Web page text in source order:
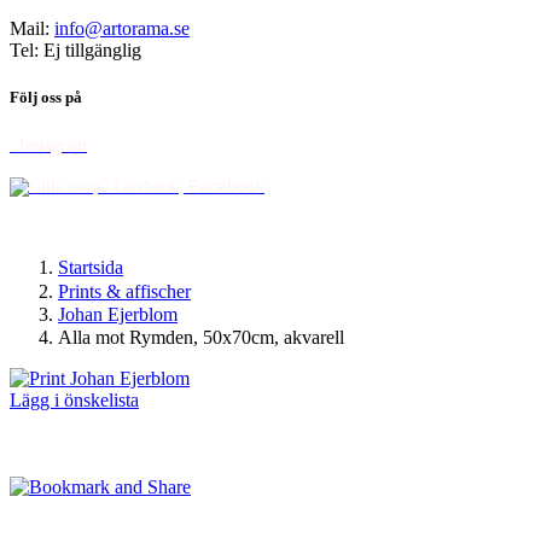
Mail: info@artorama.se
Tel: Ej tillgänglig
Följ oss på
Startsida
Prints & affischer
Johan Ejerblom
Alla mot Rymden, 50x70cm, akvarell
Lägg i önskelista